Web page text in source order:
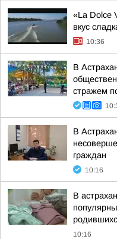
«La Dolce
вкус
10:36
В
стражем
В
граждан
10:16
В
10:16